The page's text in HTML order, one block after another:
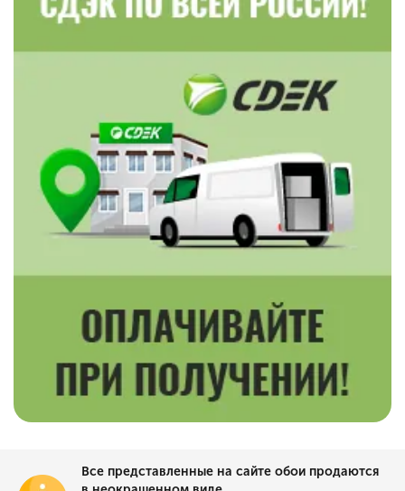
Все представленные на сайте обои продаются